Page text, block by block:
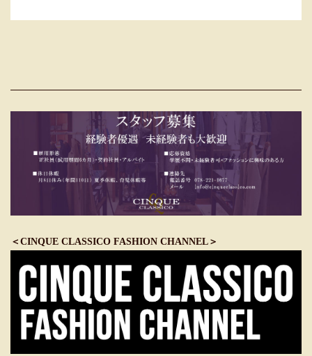
＜CINQUE CLASSICO FASHION CHANNEL＞